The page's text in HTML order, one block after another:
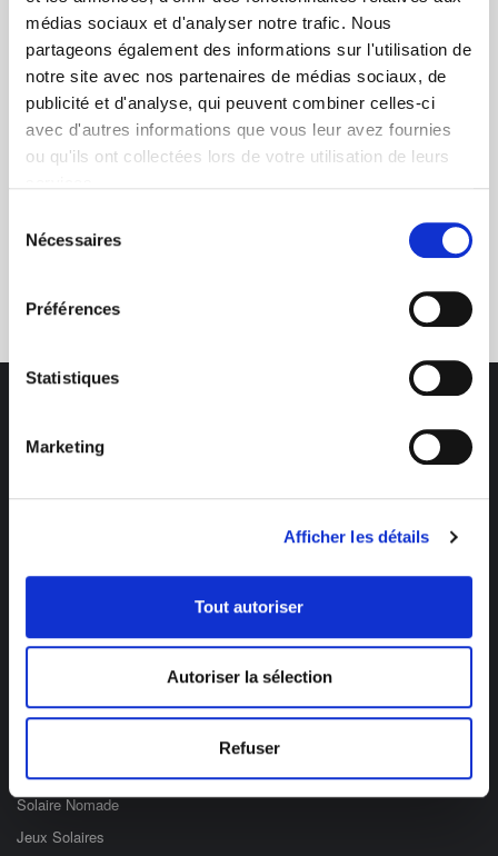
médias sociaux et d'analyser notre trafic. Nous
partageons également des informations sur l'utilisation de
notre site avec nos partenaires de médias sociaux, de
publicité et d'analyse, qui peuvent combiner celles-ci
avec d'autres informations que vous leur avez fournies
ou qu'ils ont collectées lors de votre utilisation de leurs
Nécessaires
Préférences
Statistiques
Marketing
Afficher les détails
Tout autoriser
Autoriser la sélection
Refuser
+ de 10 ans d'expertise
dans le photovoltaïque
Des professionnels à votre écoute
Ouvert du lundi au vendredi
de 8h à 12h et de 14h à 17h
Catégories
Eclairage Solaire
Fontaines & Jardin Solaire
Solaire Nomade
Jeux Solaires